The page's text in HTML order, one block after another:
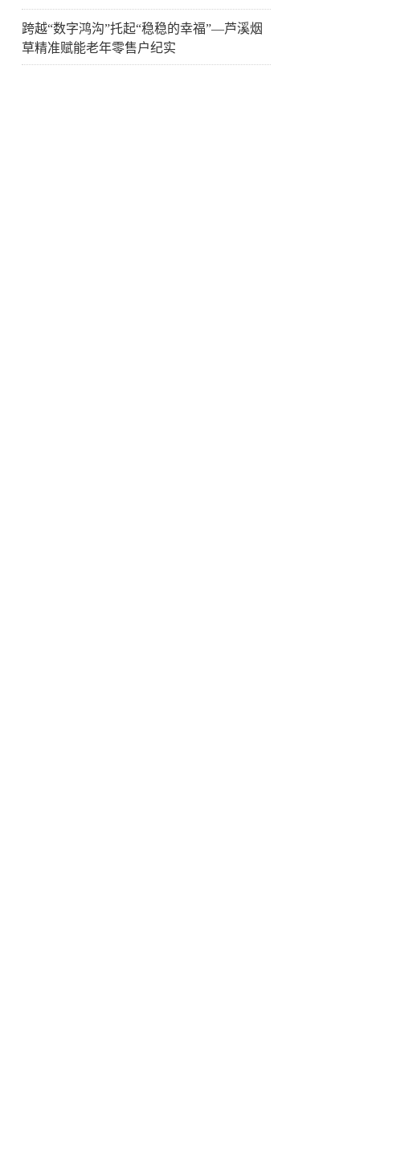
跨越“数字鸿沟”托起“稳稳的幸福”—芦溪烟
草精准赋能老年零售户纪实